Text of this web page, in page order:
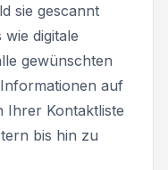
sie gescannt
digitale
gewünschten
auf
Ihrer Kontaktliste
bis hin zu